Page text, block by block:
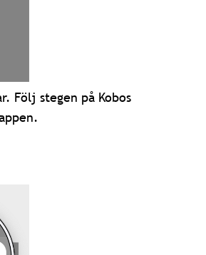
Följ stegen på Kobos